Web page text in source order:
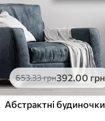
653.33грн392.00 грн